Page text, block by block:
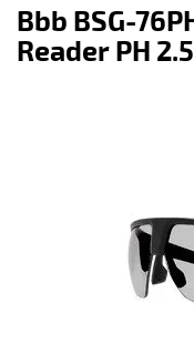
Bbb BSG-
Reader PH